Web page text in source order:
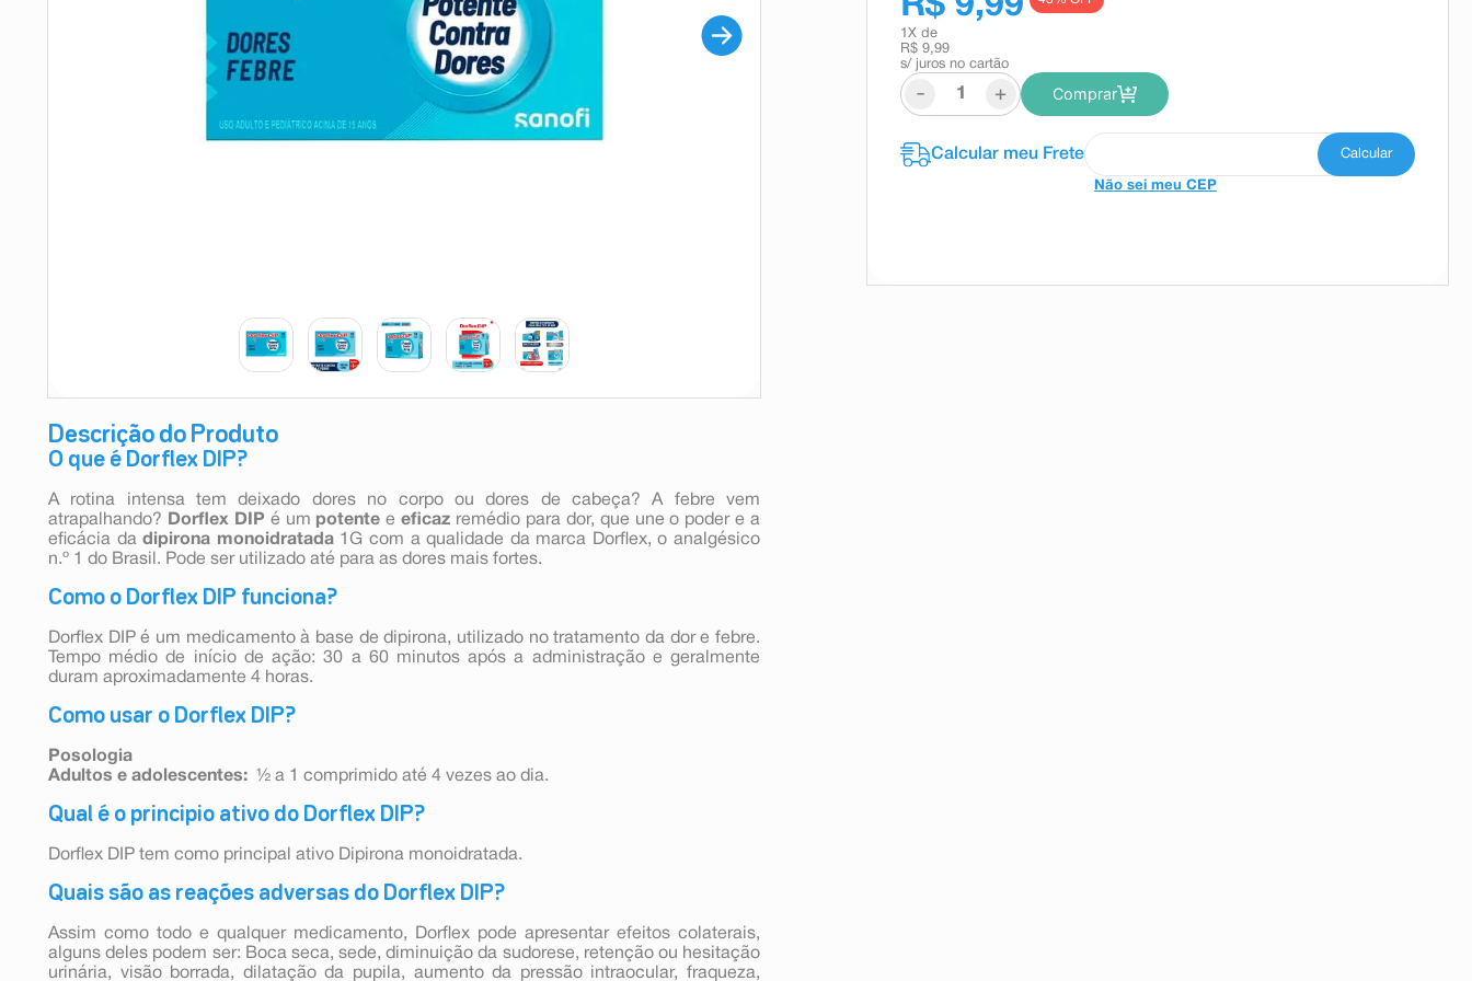
Descrição do Produto
O que é Dorflex DIP?
A rotina intensa tem deixado dores no corpo ou dores de cabeça? A febre vem
atrapalhando?
Dorflex DIP é um potente eeficaz remédio para dor, que une o poder e a
eficácia dadipirona monoidratada1G com a qualidade da marca Dorflex, o analgésico
n.º 1 do Brasil. Pode ser utilizado até para as dores mais fortes.
Como o Dorflex DIP funciona?
Dorflex DIP é um medicamento à base de dipirona, utilizado no tratamento da dor e febre.
Tempo médio de início de ação: 30 a 60 minutos após a administração e geralmente
duram aproximadamente 4 horas.
Como usar o Dorflex DIP?
Posologia
Adultos e adolescentes: ½ a 1 comprimido até 4 vezes ao dia.
Qual é o principio ativo do Dorflex DIP?
Dorflex DIP tem como principal ativo Dipirona monoidratada.
Quais são as reações adversas do Dorflex DIP?
Assim como todo e qualquer medicamento, Dorflex pode apresentar efeitos colaterais,
alguns deles podem ser: Boca seca, sede, diminuição da sudorese, retenção ou hesitação
urinária, visão borrada, dilatação da pupila, aumento da pressão intraocular, fraqueza,
1 X de
R$ 9,99
s/ juros no cartão
- + Comprar
Não sei meu CEP
9º
10